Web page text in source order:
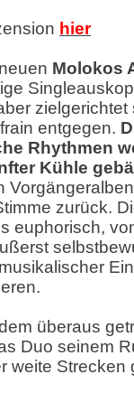
hier
Molokos
zielgerichtet
entgegen.
Rhythmen
Kühle
zurück.
euphorisch,
überaus
Duo seinem
weite Strecken